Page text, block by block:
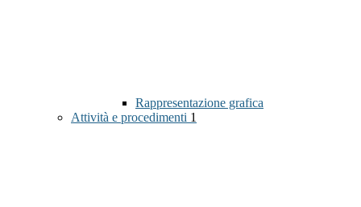
Rappresentazione grafica
Attività e procedimenti 1